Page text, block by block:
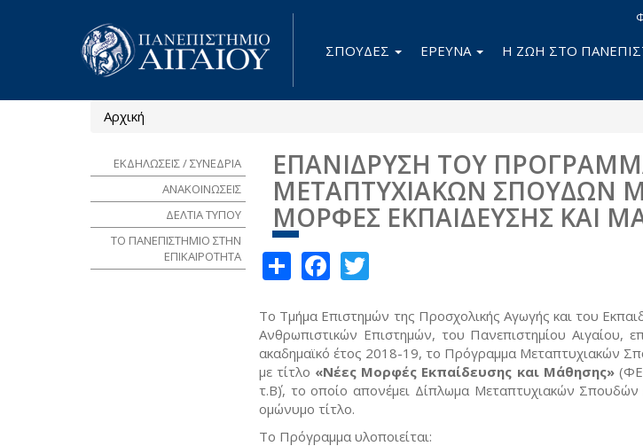
ΣΠΟΥΔΕΣ ΕΡΕΥΝΑ Η ΖΩΗ ΣΤΟ
Είστε εδώ
Αρχική
ΕΠΑΝΙΔΡΥΣΗ ΤΟΥ
ΜΕΤΑΠΤΥΧΙΑΚΩΝ ΣΠΟΥΔΩΝ
ΜΟΡΦΕΣ ΕΚΠΑΙΔΕΥΣΗΣ ΚΑΙ
ShareFacebook
Το Τμήμα Επιστημών της Προσχολικής Αγωγής και του
Ανθρωπιστικών Επιστημών, του Πανεπιστημίου Αιγαίου,
ακαδημαϊκό έτος 2018-19, το Πρόγραμμα Μεταπτυχιακών
με τίτλο «Νέες Μορφές Εκπαίδευσης και Μάθησης»
τ.Β΄), το οποίο απονέμει Δίπλωμα Μεταπτυχιακών
ομώνυμο τίτλο.
Το Πρόγραμμα υλοποιείται:
ΕΚΔΗΛΩΣΕΙΣ / ΣΥΝΕΔΡΙΑ
ΑΝΑΚΟΙΝΩΣΕΙΣ
ΔΕΛΤΙΑ ΤΥΠΟΥ
ΤΟ ΠΑΝΕΠΙΣΤΗΜΙΟ ΣΤΗΝ
ΕΠΙΚΑΙΡΟΤΗΤΑ